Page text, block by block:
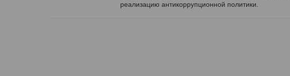
реализацию антикоррупционной политики.